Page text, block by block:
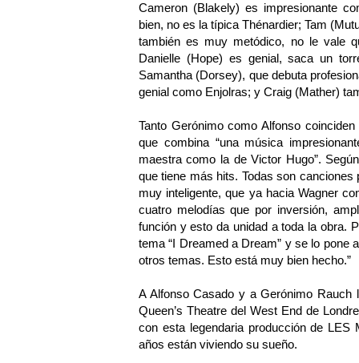
Cameron (Blakely) es impresionante
bien, no es la típica Thénardier; Tam
también es muy metódico, no le vale
Danielle (Hope) es genial, saca un
Samantha (Dorsey), que debuta
genial como Enjolras; y Craig (Mather)
Tanto Gerónimo como Alfonso
que combina “una música
maestra como la de Victor Hugo”.
que tiene más hits. Todas son canciones
muy inteligente, que ya hacia Wagner
cuatro melodías que por inversión,
función y esto da unidad a toda la obra.
tema “I Dreamed a Dream” y se lo pone
otros temas. Esto está muy bien hecho.”
A Alfonso Casado y a Gerónimo Rauch
Queen’s Theatre del West End de
con esta legendaria producción de
años están viviendo su sueño.